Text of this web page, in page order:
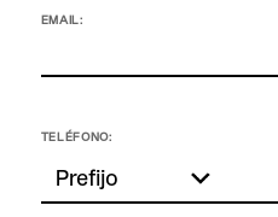
EMAIL:
TELÉFONO: